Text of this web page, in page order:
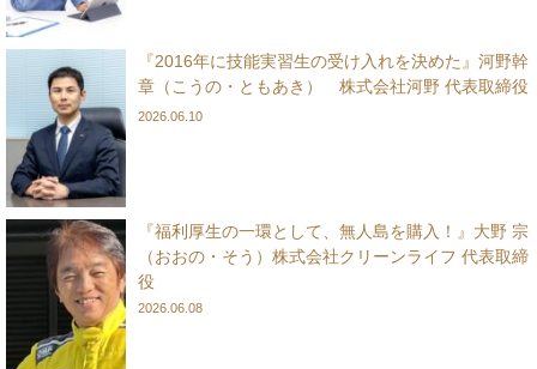
『2016年に技能実習生の受け入れを決めた』河野幹
章（こうの・ともあき） 株式会社河野 代表取締役
2026.06.10
『福利厚生の一環として、無人島を購入！』大野 宗
（おおの・そう）株式会社クリーンライフ 代表取締
役
2026.06.08